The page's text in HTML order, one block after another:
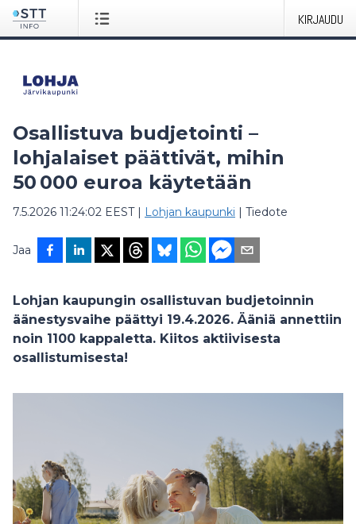
KIRJAUDU
Osallistuva budjetointi –
lohjalaiset päättivät, mihin
50 000 euroa käytetään
7.5.2026 11:24:02 EEST| Lohjan kaupunki | Tiedote
Jaa
Lohjan kaupungin osallistuvan budjetoinnin
äänestysvaihe päättyi 19.4.2026. Ääniä annettiin
noin 1100 kappaletta. Kiitos aktiivisesta
osallistumisesta!